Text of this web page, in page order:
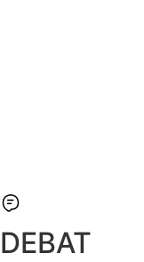
DEBAT